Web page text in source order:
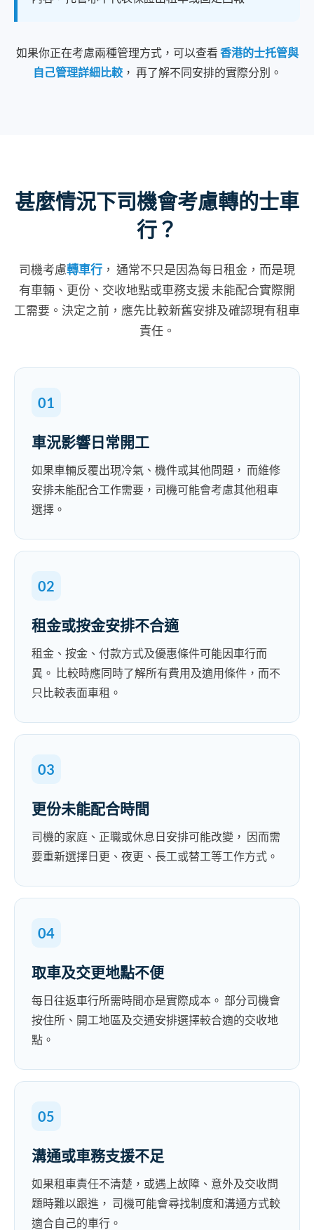
如果你正在考慮兩種管理方式，可以查看 香港的士托管與
自己管理詳細比較， 再了解不同安排的實際分別。
甚麼情況下司機會考慮轉的士車
行？
司機考慮轉車行 ， 通常不只是因為每日租金，而是現
有車輛、更份、交收地點或車務支援 未能配合實際開
工需要。決定之前，應先比較新舊安排及確認現有租車
責任。
01
車況影響日常開工
如果車輛反覆出現冷氣、機件或其他問題， 而維修
安排未能配合工作需要，司機可能會考慮其他租車
選擇。
02
租金或按金安排不合適
租金、按金、付款方式及優惠條件可能因車行而
異。 比較時應同時了解所有費用及適用條件，而不
只比較表面車租。
03
更份未能配合時間
司機的家庭、正職或休息日安排可能改變， 因而需
要重新選擇日更、夜更、長工或替工等工作方式。
04
取車及交更地點不便
每日往返車行所需時間亦是實際成本。 部分司機會
按住所、開工地區及交通安排選擇較合適的交收地
點。
05
溝通或車務支援不足
如果租車責任不清楚，或遇上故障、意外及交收問
題時難以跟進， 司機可能會尋找制度和溝通方式較
適合自己的車行。